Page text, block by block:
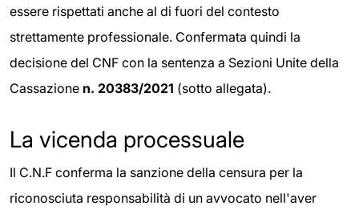
essere rispettati anche al di fuori del contesto
strettamente professionale. Confermata quindi la
decisione del CNF con la sentenza a Sezioni Unite della
Cassazione n. 20383/2021 (sotto allegata).
La vicenda processuale
Il C.N.F conferma la sanzione della censura per la
riconosciuta responsabilità di un avvocato nell'aver